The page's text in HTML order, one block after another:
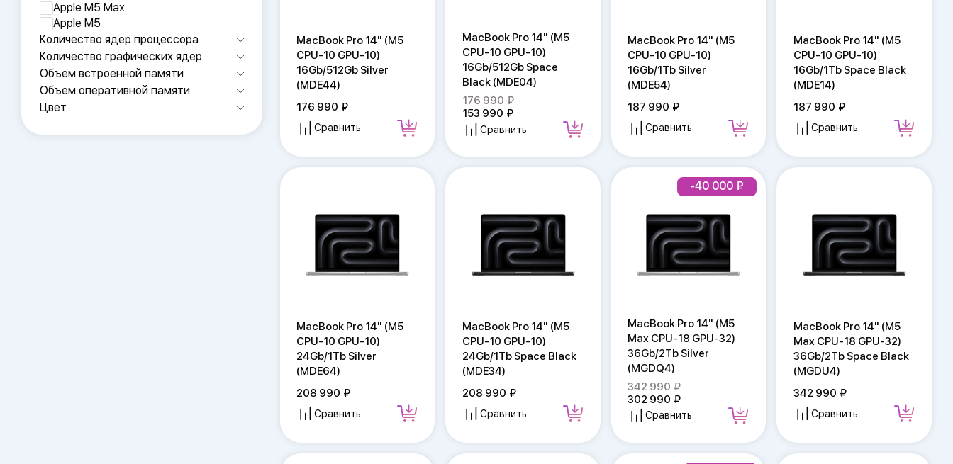
Apple M5 Max
Apple M5
Количество ядер процессора
Количество графических ядер
Объем встроенной памяти
Объем оперативной памяти
Цвет
MacBook Pro 14" (M5
CPU-10 GPU-10)
16Gb/512Gb Silver
(MDE44)
176 990
Сравнить
MacBook Pro 14" (M5
CPU-10 GPU-10)
16Gb/512Gb Space
Black (MDE04)
176 990
153 990
Сравнить
MacBook Pro 14" (M5
CPU-10 GPU-10)
16Gb/1Tb Silver
(MDE54)
187 990
Сравнить
MacBook Pro 14" (M5
CPU-10 GPU-10)
16Gb/1Tb Space Black
(MDE14)
187 990
Сравнить
MacBook Pro 14" (M5
CPU-10 GPU-10)
24Gb/1Tb Silver
(MDE64)
208 990
Сравнить
MacBook Pro 14" (M5
CPU-10 GPU-10)
24Gb/1Tb Space Black
(MDE34)
208 990
Сравнить
MacBook Pro 14" (M5
Max CPU-18 GPU-32)
36Gb/2Tb Silver
(MGDQ4)
342 990
302 990
Сравнить
-40 000
MacBook Pro 14" (M5
Max CPU-18 GPU-32)
36Gb/2Tb Space Black
(MGDU4)
342 990
Сравнить